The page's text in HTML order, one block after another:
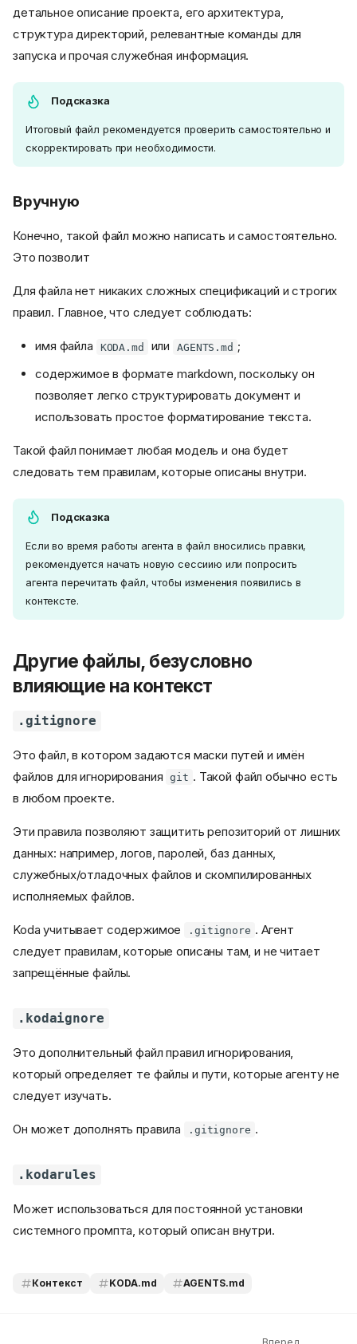
Как создать
Вручную
детальное описание проекта, его архитектура,
структура директорий, релевантные команды для
запуска и прочая служебная информация.
Подсказка
Итоговый файл рекомендуется проверить самостоятельно и
скорректировать при необходимости.
Вручную
Конечно, такой файл можно написать и самостоятельно.
Это позволит
Для файла нет никаких сложных спецификаций и строгих
правил. Главное, что следует соблюдать:
имя файла KODA.md или AGENTS.md ;
содержимое в формате markdown, поскольку он
позволяет легко структурировать документ и
использовать простое форматирование текста.
Такой файл понимает любая модель и она будет
следовать тем правилам, которые описаны внутри.
Подсказка
Если во время работы агента в файл вносились правки,
рекомендуется начать новую сессиию или попросить
агента перечитать файл, чтобы изменения появились в
контексте.
Другие файлы, безусловно
влияющие на контекст
.gitignore
Это файл, в котором задаются маски путей и имён
файлов для игнорирования
git . Такой файл обычно есть
в любом проекте.
Эти правила позволяют защитить репозиторий от лишних
данных: например, логов, паролей, баз данных,
служебных/отладочных файлов и скомпилированных
исполняемых файлов.
Koda учитывает содержимое .gitignore . Агент
следует правилам, которые описаны там, и не читает
запрещённые файлы.
.kodaignore
Это дополнительный файл правил игнорирования,
который определяет те файлы и пути, которые агенту не
следует изучать.
Он может дополнять правила .gitignore .
.kodarules
Может использоваться для постоянной установки
системного промпта, который описан внутри.
Контекст KODA.md AGENTS.md